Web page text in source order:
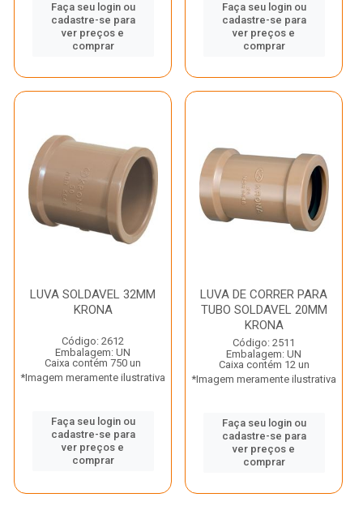
Faça seu login ou
cadastre-se para
ver preços e
comprar
Faça seu login ou
cadastre-se para
ver preços e
comprar
LUVA SOLDAVEL 32MM
KRONA
Código: 2612
Embalagem: UN
Caixa contém 750 un
*Imagem meramente ilustrativa
Faça seu login ou
cadastre-se para
ver preços e
comprar
LUVA DE CORRER PARA
TUBO SOLDAVEL 20MM
KRONA
Código: 2511
Embalagem: UN
Caixa contém 12 un
*Imagem meramente ilustrativa
Faça seu login ou
cadastre-se para
ver preços e
comprar